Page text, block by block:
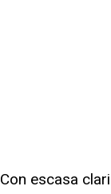
Con escasa